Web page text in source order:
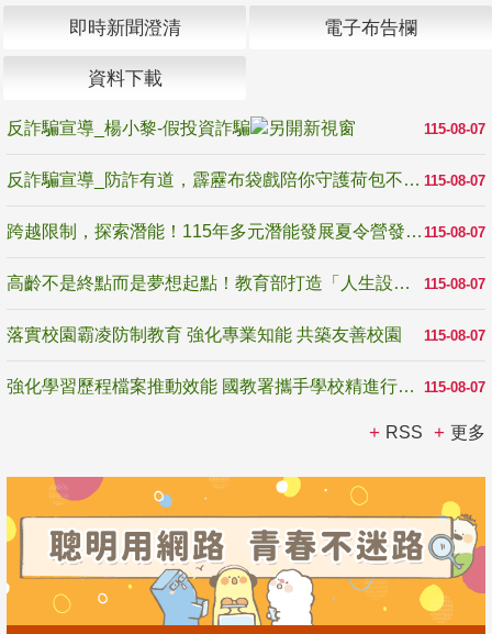
即時新聞澄清 電子布告欄
資料下載
115-08-07
反詐騙宣導_楊小黎-假投資詐騙
115-08-07
反詐騙宣導_防詐有道，霹靂布袋戲陪你守護荷包不受騙
115-08-07
跨越限制，探索潛能！115年多元潛能發展夏令營發掘生命無限可能
115-08-07
高齡不是終點而是夢想起點！教育部打造「人生設計夢工場」 參展第3屆高齡健康產業博覽會
115-08-07
落實校園霸凌防制教育 強化專業知能 共築友善校園
115-08-07
強化學習歷程檔案推動效能 國教署攜手學校精進行政與教學支持
RSS 更多